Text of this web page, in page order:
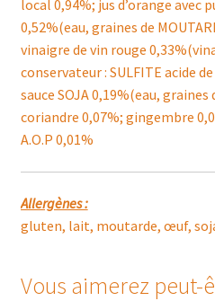
local 0,94%; jus d’orange avec
0,52%(eau, graines de
vinaigre de vin rouge
conservateur : SULFITE acide
sauce SOJA 0,19%(eau, graines
coriandre 0,07%; gingembre
A.O.P 0,01%
Allergènes :
gluten, lait, moutarde, œuf,
Vous aimerez